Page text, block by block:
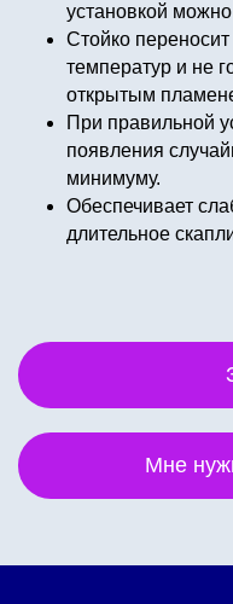
установкой
Стойко
температур и не
открытым
При правильной
появления
минимуму.
Обеспечивает
длительное
Мне